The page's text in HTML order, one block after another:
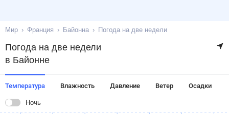
Мир Франция Байонна Погода на две недели
Погода на две недели
в Байонне
Температура Влажность Давление Ветер Осадки
Ночь